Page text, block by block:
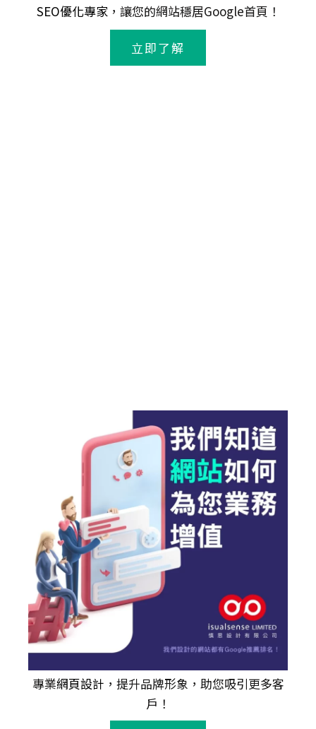
SEO優化專家，讓您的網站穩居Google首頁！
立即了解
專業網頁設計 ，提升品牌形象，助您吸引更多客
戶！